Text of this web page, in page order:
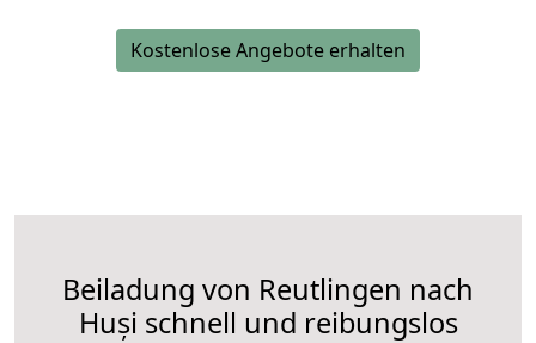
Kostenlose Angebote erhalten
Beiladung von Reutlingen nach
Huși schnell und reibungslos